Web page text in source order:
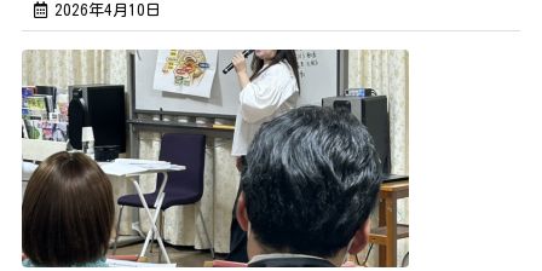
2026年4月10日